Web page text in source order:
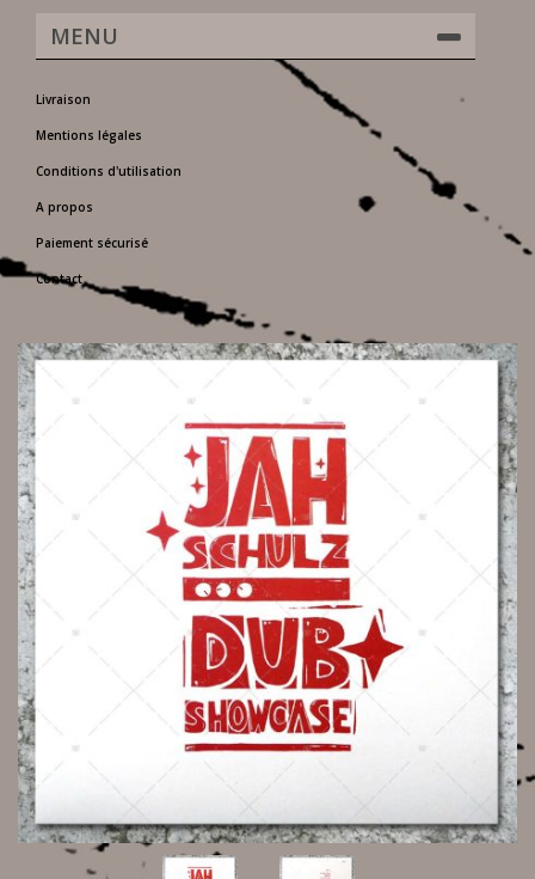
MENU
Livraison
Mentions légales
Conditions d'utilisation
A propos
Paiement sécurisé
Contact